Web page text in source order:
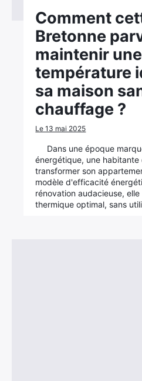
Comment
Bretonne
maintenir une
température
sa maison
chauffage ?
Le 13 mai 2025
Dans une époque
énergétique, une habitante
transformer son
modèle d'efficacité
rénovation audacieuse,
thermique optimal, sans